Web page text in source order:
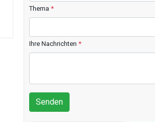
Thema*
Ihre Nachrichten*
Senden